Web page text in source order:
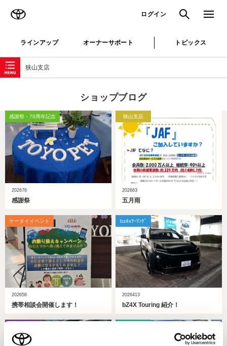
ログイン 検索 メニュ
ラインアップ オーナーサポート トピックス
狭山支店
ショップブログ
感謝祭・70周年記念
202676
感謝祭
狭山支店
202663
五月雨
ケータイイベント
202656
携帯相談会開催します！
bz4xﾂｰﾘﾝｸﾞ
2026413
bZ4X Touring 紹介！